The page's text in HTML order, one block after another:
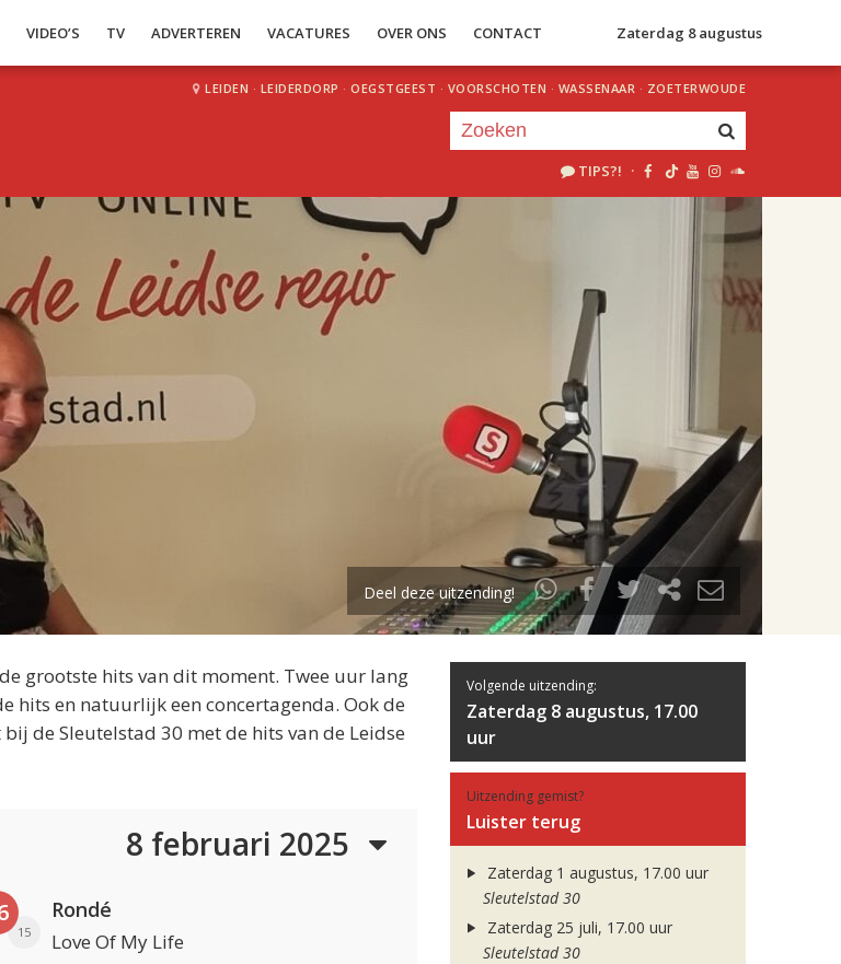
VIDEO’S TV ADVERTEREN VACATURES OVER ONS CONTACT Zaterdag 8 augustus
LEIDEN · LEIDERDORP · OEGSTGEEST · VOORSCHOTEN · WASSENAAR · ZOETERWOUDE
TIPS?! ·
uur 1 van 2
Volgend uur
Deel deze uitzending!
grootste hits van dit moment. Twee uur lang
hits en natuurlijk een concertagenda. Ook de
de Sleutelstad 30 met de hits van de Leidse
8 februari 2025
15
Rondé
Love Of My Life
Volgende uitzending:
Zaterdag 8 augustus, 17.00
uur
Uitzending gemist?
Luister terug
Zaterdag 1 augustus, 17.00 uur
Sleutelstad 30
Zaterdag 25 juli, 17.00 uur
Sleutelstad 30